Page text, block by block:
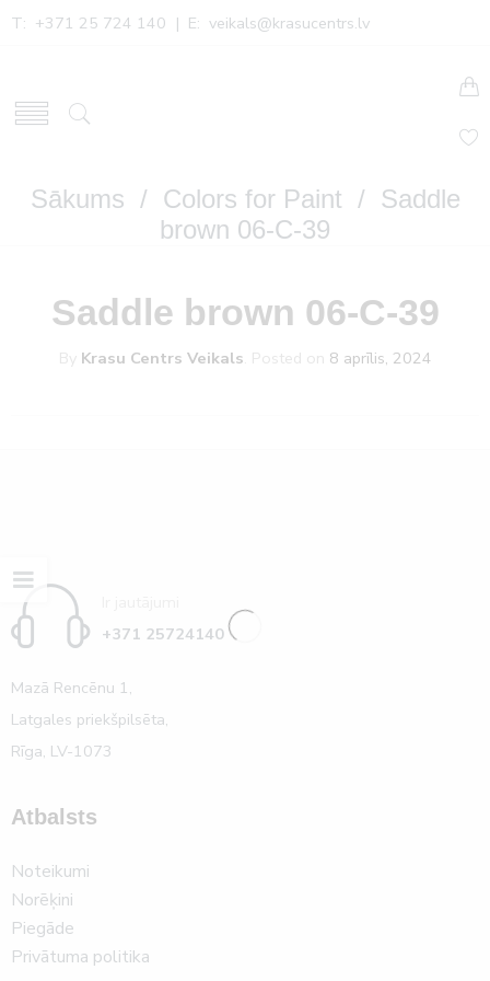
T: +371 25 724 140 | E: veikals@krasucentrs.lv
Sākums / Colors for Paint / Saddle
brown 06-C-39
Saddle brown 06-C-39
By Krasu Centrs Veikals Posted on 8 aprīlis, 2024
+371 25724140
Mazā Rencēnu 1,
Latgales priekšpilsēta,
Rīga, LV-1073
Atbalsts
Noteikumi
Norēķini
Piegāde
Privātuma politika